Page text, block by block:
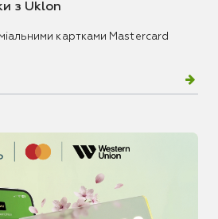
з Uklon
картками Mastercard